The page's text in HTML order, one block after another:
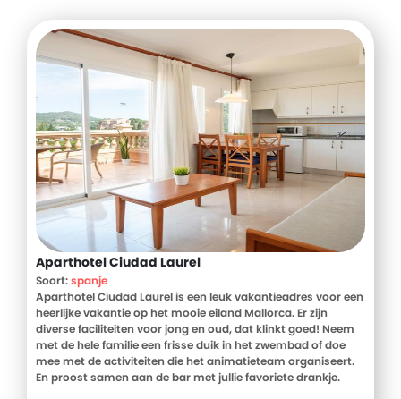
Aparthotel Ciudad Laurel
Soort:spanje
Aparthotel Ciudad Laurel is een leuk vakantieadres voor een
heerlijke vakantie op het mooie eiland Mallorca. Er zijn
diverse faciliteiten voor jong en oud, dat klinkt goed! Neem
met de hele familie een frisse duik in het zwembad of doe
mee met de activiteiten die het animatieteam organiseert.
En proost samen aan de bar met jullie favoriete drankje.